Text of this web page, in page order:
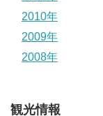
2010年
2009年
2008年
観光情報